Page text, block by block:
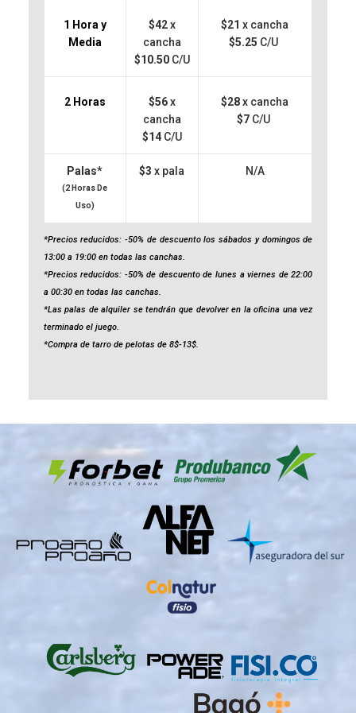
1 Hora y
Media
$42x
cancha
$10.50 C/U
$21 x cancha
$5.25 C/U
2 Horas $56x
cancha
$14 C/U
$28x cancha
$7 C/U
Palas*
(2 Horas De
Uso)
$3 x pala N/A
*Precios reducidos: -50% de descuento los sábados y domingos de
13:00 a 19:00 en todas las canchas.
*Precios reducidos: -50% de descuento de lunes a viernes de 22:00
a 00:30 en todas las canchas.
*Las palas de alquiler se tendrán que devolver en la oficina una vez
terminado el juego.
*Compra de tarro de pelotas de 8$-13$.